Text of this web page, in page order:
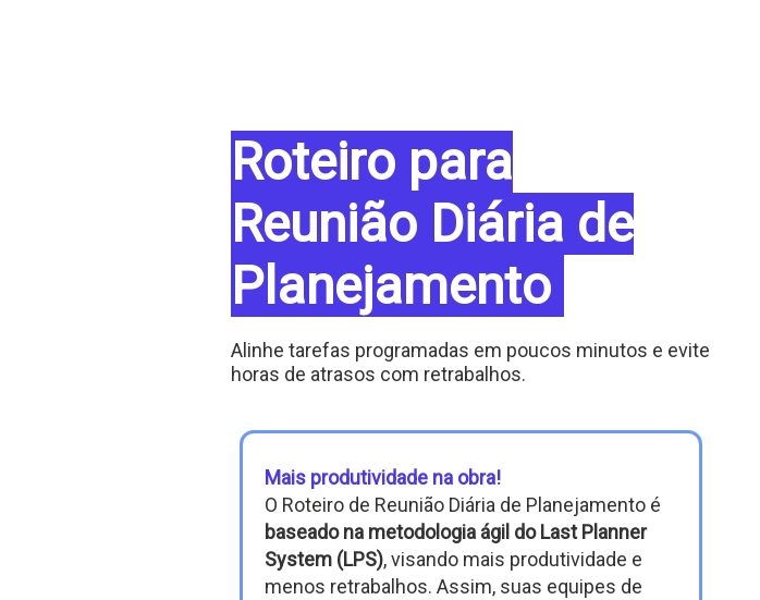
Roteiro para
Reunião Diária de
Planejamento
Alinhe tarefas programadas em poucos minutos e evite
horas de atrasos com retrabalhos.
Mais produtividade na obra!
O Roteiro de Reunião Diária de Planejamento é
baseado na metodologia ágil do Last Planner
System (LPS), visando mais produtividade e
menos retrabalhos. Assim, suas equipes de